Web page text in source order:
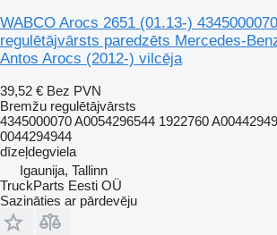
WABCO Arocs 2651 (01.13-)
regulētājvārsts paredzēts Mercedes-
Antos Arocs (2012-) vilcēja
39,52 € Bez PVN
Bremžu regulētājvārsts
4345000070 A0054296544 1922760
0044294944
dīzeļdegviela
Igaunija, Tallinn
TruckParts Eesti OÜ
Sazināties ar pārdevēju